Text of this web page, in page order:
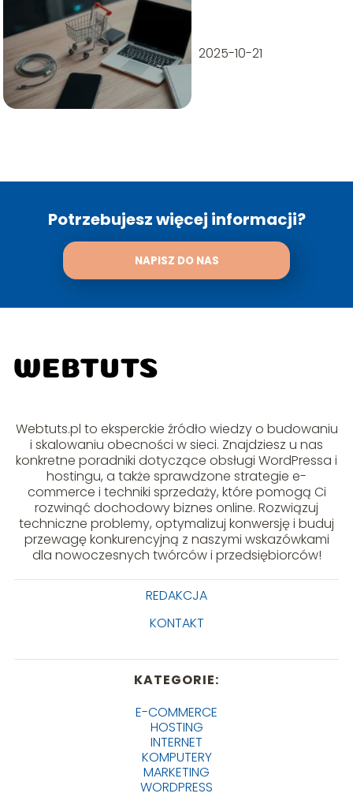
poradnik
2025-10-21
Potrzebujesz więcej informacji?
NAPISZ DO NAS
Webtuts.pl to eksperckie źródło wiedzy o budowaniu
i skalowaniu obecności w sieci. Znajdziesz u nas
konkretne poradniki dotyczące obsługi WordPressa i
hostingu, a także sprawdzone strategie e-
commerce i techniki sprzedaży, które pomogą Ci
rozwinąć dochodowy biznes online. Rozwiązuj
techniczne problemy, optymalizuj konwersję i buduj
przewagę konkurencyjną z naszymi wskazówkami
dla nowoczesnych twórców i przedsiębiorców!
REDAKCJA
KONTAKT
KATEGORIE:
E-COMMERCE
HOSTING
INTERNET
KOMPUTERY
MARKETING
WORDPRESS